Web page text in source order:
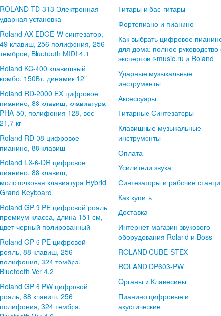
ROLAND TD-313 Электронная
ударная установка
Roland AX-EDGE-W синтезатор,
49 клавиш, 256 полифония, 256
тембров, Bluetooth MIDI 4.1
Roland KC-400 клавишный
комбо, 150Вт, динамик 12"
Roland RD-2000 EX цифровое
пианино, 88 клавиш, клавиатура
PHA-50, полифония 128, вес
21,7 кг
Roland RD-08 цифровое
пианино, 88 клавиш
Roland LX-6-DR цифровое
пианино, 88 клавиш,
молоточковая клавиатура Hybrid
Grand Keyboard
Roland GP 9 PE цифровой рояль
премиум класса, длина 151 см,
цвет черный полированный
Roland GP 6 PE цифровой
рояль, 88 клавиш, 256
полифония, 324 тембра,
Bluetooth Ver 4.2
Roland GP 6 PW цифровой
рояль, 88 клавиш, 256
полифония, 324 тембра,
Гитары и бас-гитары
Фортепиано и пианино
Как выбрать цифровое
для дома: полное руководство
экспертов r-music.ru и Roland
Ударные музыкальные
инструменты
Аксессуары
Гитарные Синтезаторы
Клавишные музыкальные
инструменты
Оплата
Усилители звука
Синтезаторы и рабочие
Как купить
Доставка
Интернет-магазин звукового
оборудования Roland и Boss
ROLAND CUBE-STEX
ROLAND DP603-PW
Oрганы и Клавесины
Пианино цифровые и
акустические